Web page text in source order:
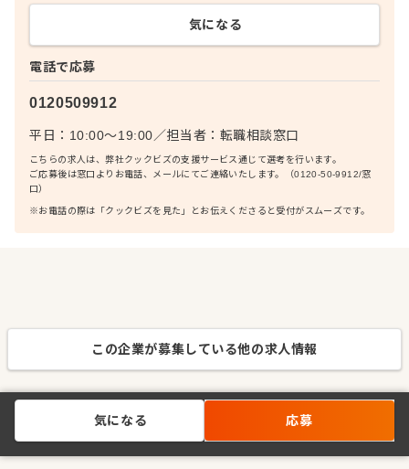
電話で応募
0120509912
平日：10:00〜19:00／担当者： 転職相談窓口
こちらの求人は、弊社クックビズの支援サービス通じて選考を行います。
ご応募後は窓口よりお電話、メールにてご連絡いたします。（0120-50-9912/窓
口）
※お電話の際は「クックビズを見た」とお伝えくださると受付がスムーズです。
気になる
この企業が募集している他の求人情報
気になる 応募